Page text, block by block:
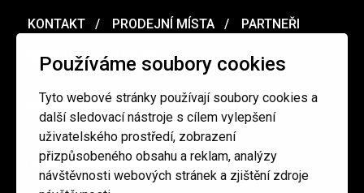
Používáme soubory cookies
Tyto webové stránky používají soubory cookies a
další sledovací nástroje s cílem vylepšení
uživatelského prostředí, zobrazení
přizpůsobeného obsahu a reklam, analýzy
návštěvnosti webových stránek a zjištění zdroje
KONTAKT PRODEJNÍ MÍSTA PARTNEŘI
MERCH VOUCHER
Ochrana osobních údajů / Obchodní podmínky
redakce@cinepur.cz